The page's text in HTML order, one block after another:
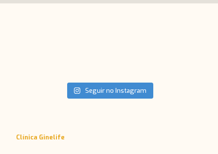
Seguir no Instagram
Clínica Ginelife